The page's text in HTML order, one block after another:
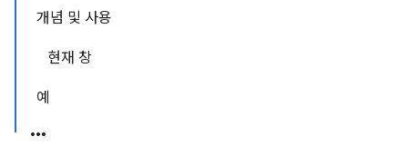
개념 및 사용
현재 창
예